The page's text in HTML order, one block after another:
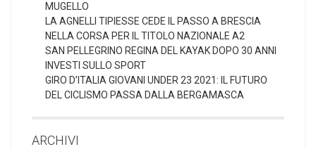
MUGELLO
LA AGNELLI TIPIESSE CEDE IL PASSO A BRESCIA
NELLA CORSA PER IL TITOLO NAZIONALE A2
SAN PELLEGRINO REGINA DEL KAYAK DOPO 30 ANNI
INVESTI SULLO SPORT
GIRO D’ITALIA GIOVANI UNDER 23 2021: IL FUTURO
DEL CICLISMO PASSA DALLA BERGAMASCA
ARCHIVI